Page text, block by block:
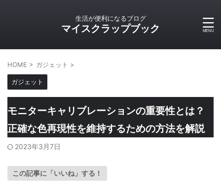
生活が便利になるブログ
マイスクラップブック
HOME > ガジェット >
ガジェット
モニターキャリブレーションの重要性とは？
正確な色再現性を維持するための方法を解説
2023年3月7日
この記事に「いいね」する！